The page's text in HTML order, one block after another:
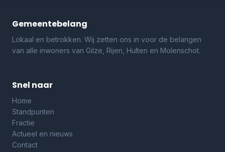
Gemeentebelang
Lokaal en betrokken. Wij zetten ons in voor de belangen
van alle inwoners van Gilze, Rijen, Hulten en Molenschot.
Snel naar
Home
Standpunten
Fractie
Actueel en nieuws
Contact